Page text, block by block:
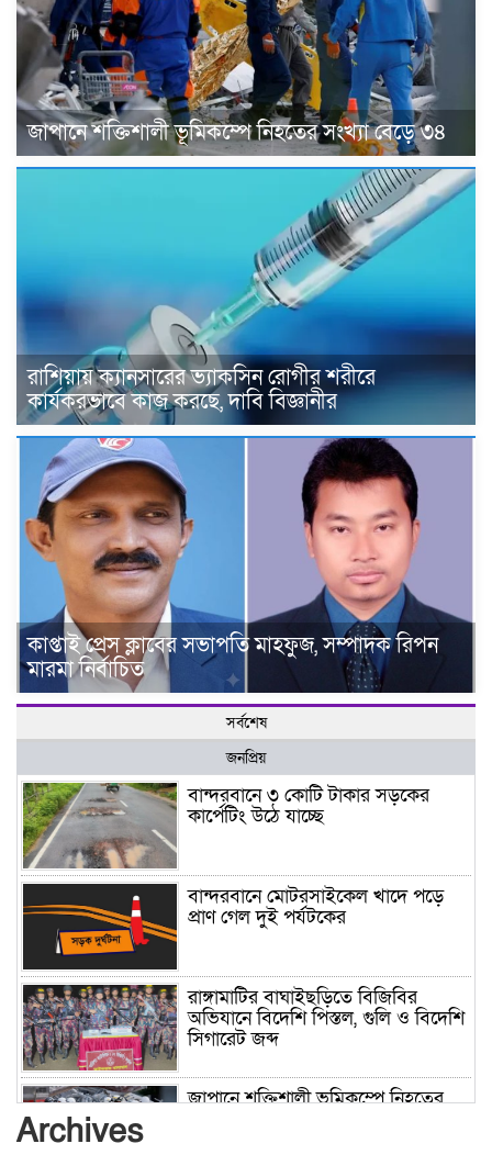
জাপানে শক্তিশালী ভূমিকম্পে নিহতের সংখ্যা বেড়ে ৩৪
রাশিয়ায় ক্যানসারের ভ্যাকসিন রোগীর শরীরে
কার্যকরভাবে কাজ করছে, দাবি বিজ্ঞানীর
কাপ্তাই প্রেস ক্লাবের সভাপতি মাহফুজ, সম্পাদক রিপন
মারমা নির্বাচিত
সর্বশেষ
জনপ্রিয়
বান্দরবানে ৩ কোটি টাকার সড়কের
কার্পেটিং উঠে যাচ্ছে
বান্দরবানে মোটরসাইকেল খাদে পড়ে
প্রাণ গেল দুই পর্যটকের
রাঙ্গামাটির বাঘাইছড়িতে বিজিবির
অভিযানে বিদেশি পিস্তল, গুলি ও বিদেশি
সিগারেট জব্দ
জাপানে শক্তিশালী ভূমিকম্পে নিহতের
Archives